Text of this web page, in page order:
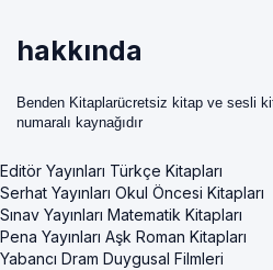
hakkında
Benden Kitaplarücretsiz kitap ve sesli
numaralı kaynağıdır
Editör Yayınları Türkçe Kitapları
Serhat Yayınları Okul Öncesi Kitapları
Sınav Yayınları Matematik Kitapları
Pena Yayınları Aşk Roman Kitapları
Yabancı Dram Duygusal Filmleri